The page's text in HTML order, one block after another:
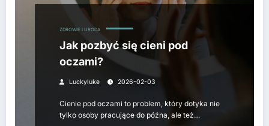
ZDROWIE I URODA
Jak pozbyć się cieni pod
oczami?
Luckyluke 2026-02-03
Cienie pod oczami to problem, który dotyka nie
tylko osoby pracujące do późna, ale też…